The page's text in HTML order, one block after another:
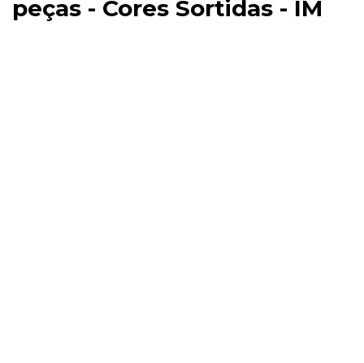
peças - Cores Sortidas - IM